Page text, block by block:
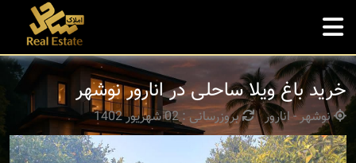
خرید باغ ویلا ساحلی در انارور نوشهر
نوشهر - انارور بروزرسانی : 02 شهریور 1402